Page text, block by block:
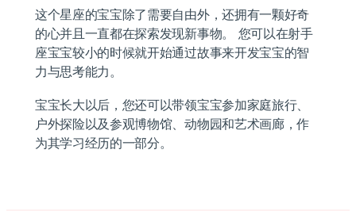
这个星座的宝宝除了需要自由外，还拥有一颗好奇
的心并且一直都在探索发现新事物。 您可以在射手
座宝宝较小的时候就开始通过故事来开发宝宝的智
力与思考能力。
宝宝长大以后，您还可以带领宝宝参加家庭旅行、
户外探险以及参观博物馆、动物园和艺术画廊，作
为其学习经历的一部分。